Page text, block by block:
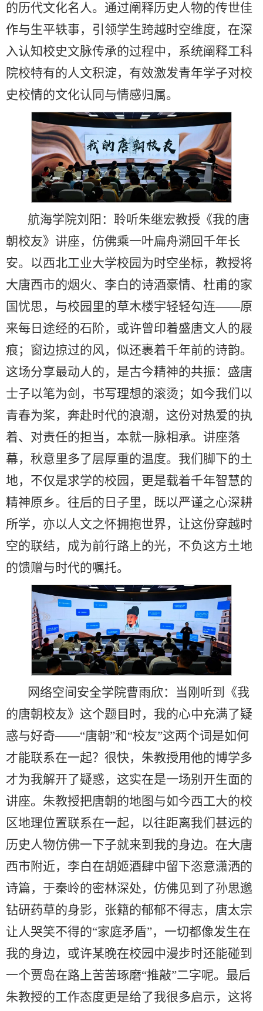
的历代文化名人。通过阐释历史人物的传世佳
作与生平轶事，引领学生跨越时空维度，在深
入认知校史文脉传承的过程中，系统阐释工科
院校特有的人文积淀，有效激发青年学子对校
史校情的文化认同与情感归属。
航海学院刘阳：聆听朱继宏教授《我的唐
朝校友》讲座，仿佛乘一叶扁舟溯回千年长
安。以西北工业大学校园为时空坐标，教授将
大唐西市的烟火、李白的诗酒豪情、杜甫的家
国忧思，与校园里的草木楼宇轻轻勾连——原
来每日途经的石阶，或许曾印着盛唐文人的屐
痕；窗边掠过的风，似还裹着千年前的诗韵。
这场分享最动人的，是古今精神的共振：盛唐
士子以笔为剑，书写理想的滚烫；如今我们以
青春为桨，奔赴时代的浪潮，这份对热爱的执
着、对责任的担当，本就一脉相承。讲座落
幕，秋意里多了层厚重的温度。我们脚下的土
地，不仅是求学的校园，更是载着千年智慧的
精神原乡。往后的日子里，既以严谨之心深耕
所学，亦以人文之怀拥抱世界，让这份穿越时
空的联结，成为前行路上的光，不负这方土地
的馈赠与时代的嘱托。
网络空间安全学院曹雨欣：当刚听到《我
的唐朝校友》这个题目时，我的心中充满了疑
惑与好奇——“唐朝”和“校友”这两个词是如何
才能联系在一起？很快，朱教授用他的博学多
才为我解开了疑惑，这实在是一场别开生面的
讲座。朱教授把唐朝的地图与如今西工大的校
区地理位置联系在一起，以往距离我们甚远的
历史人物仿佛一下子就来到我的身边。在大唐
西市附近，李白在胡姬酒肆中留下恣意潇洒的
诗篇，于秦岭的密林深处，仿佛见到了孙思邈
钻研药草的身影，张籍的郁郁不得志，唐太宗
让人哭笑不得的“家庭矛盾”，一切都像发生在
我的身边，或许某晚在校园中漫步时还能碰到
一个贾岛在路上苦苦琢磨“推敲”二字呢。最后
朱教授的工作态度更是给了我很多启示，这将